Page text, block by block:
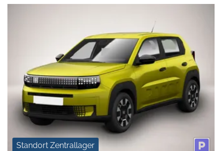
Standort Zentrallager